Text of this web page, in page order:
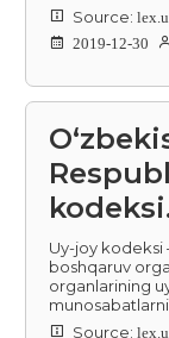
Source:
2019-12-30
Uy-joy kodeksi
boshqaruv
organlarining
Source: